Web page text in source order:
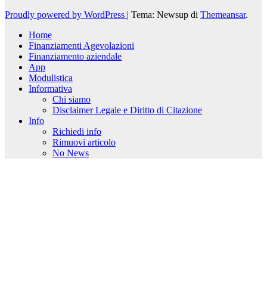
Proudly powered by WordPress | Tema: Newsup di Themeansar.
Home
Finanziamenti Agevolazioni
Finanziamento aziendale
App
Modulistica
Informativa
Chi siamo
Disclaimer Legale e Diritto di Citazione
Info
Richiedi info
Rimuovi articolo
No News